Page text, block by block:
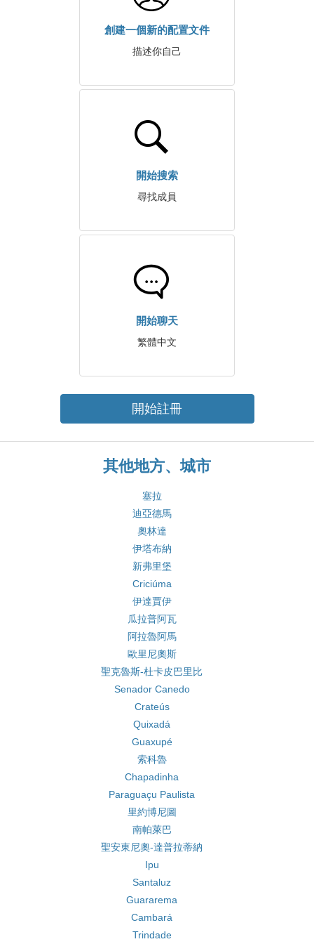
創建一個新的配置文件
描述你自己
開始搜索
尋找成員
開始聊天
繁體中文
開始註冊
其他地方、城市
塞拉
迪亞德馬
奧林達
伊塔布納
新弗里堡
Criciúma
伊達賈伊
瓜拉普阿瓦
阿拉魯阿馬
歐里尼奧斯
聖克魯斯-杜卡皮巴里比
Senador Canedo
Crateús
Quixadá
Guaxupé
索科魯
Chapadinha
Paraguaçu Paulista
里約博尼圖
南帕萊巴
聖安東尼奧-達普拉蒂納
Ipu
Santaluz
Guararema
Cambará
Trindade